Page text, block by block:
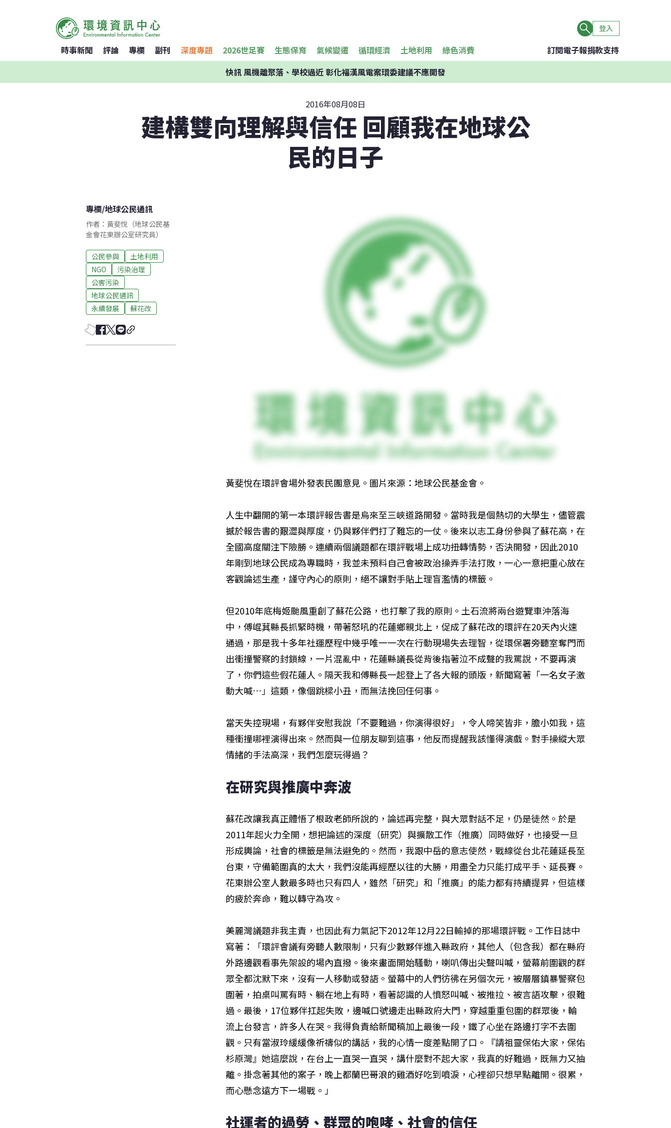
登入
時事新聞 評論 專欄 副刊 深度專題 2026世足賽 生態保育 氣候變遷 循環經濟 土地利用 綠色消費 訂閱電子報捐款支持
快訊風機離聚落、學校過近 彰化福漢風電案環委建議不應開發
2016年08月08日
建構雙向理解與信任 回顧我在地球公
民的日子
專欄/地球公民通訊
作者：黃斐悅（地球公民基
金會花東辦公室研究員）
公民參與
土地利用
NGO
污染治理
公害污染
地球公民通訊
永續發展
蘇花改
黃斐悅在環評會場外發表民團意見。圖片來源：地球公民基金會。
人生中翻開的第一本環評報告書是烏來至三峽道路開發。當時我是個熱切的大學生，儘管震
撼於報告書的艱澀與厚度，仍與夥伴們打了難忘的一仗。後來以志工身份參與了蘇花高，在
全國高度關注下險勝。連續兩個議題都在環評戰場上成功扭轉情勢，否決開發，因此2010
年剛到地球公民成為專職時，我並未預料自己會被政治操弄手法打敗，一心一意把重心放在
客觀論述生產，謹守內心的原則，絕不讓對手貼上理盲濫情的標籤。
但2010年底梅姬颱風重創了蘇花公路，也打擊了我的原則。土石流將兩台遊覽車沖落海
中，傅崐萁縣長抓緊時機，帶著怒吼的花蓮鄉親北上，促成了蘇花改的環評在20天內火速
通過，那是我十多年社運歷程中幾乎唯一一次在行動現場失去理智，從環保署旁聽室奪門而
出衝撞警察的封鎖線，一片混亂中，花蓮縣議長從背後指著泣不成聲的我罵說，不要再演
了，你們這些假花蓮人。隔天我和傅縣長一起登上了各大報的頭版，新聞寫著「一名女子激
動大喊…」這類，像個跳樑小丑，而無法挽回任何事。
當天失控現場，有夥伴安慰我說「不要難過，你演得很好」，令人啼笑皆非，膽小如我，這
種衝撞哪裡演得出來。然而與一位朋友聊到這事，他反而提醒我該懂得演戲。對手操縱大眾
情緒的手法高深，我們怎麼玩得過？
在研究與推廣中奔波
蘇花改讓我真正體悟了根政老師所說的，論述再完整，與大眾對話不足，仍是徒然。於是
2011年起火力全開，想把論述的深度（研究）與擴散工作（推廣）同時做好，也接受一旦
形成輿論，社會的標籤是無法避免的。然而，我跟中岳的意志使然，戰線從台北花蓮延長至
台東，守備範圍真的太大，我們沒能再經歷以往的大勝，用盡全力只能打成平手、延長賽。
花東辦公室人數最多時也只有四人，雖然「研究」和「推廣」的能力都有持續提昇，但這樣
的疲於奔命，難以轉守為攻。
美麗灣議題非我主責，也因此有力氣記下2012年12月22日輸掉的那場環評戰。工作日誌中
寫著：「環評會議有旁聽人數限制，只有少數夥伴進入縣政府，其他人（包含我）都在縣府
外路邊觀看事先架設的場內直撥。後來畫面開始騷動，喇叭傳出尖聲叫喊，螢幕前圍觀的群
眾全都沈默下來，沒有一人移動或發語。螢幕中的人們彷彿在另個次元，被層層鎮暴警察包
圍著，拍桌叫罵有時、躺在地上有時，看著認識的人憤怒叫喊、被推拉、被言語攻擊，很難
過。最後，17位夥伴扛起失敗，邊喊口號邊走出縣政府大門，穿越重重包圍的群眾後，輪
流上台發言，許多人在哭。我得負責給新聞稿加上最後一段，鐵了心坐在路邊打字不去圍
觀。只有當淑玲緩緩像祈禱似的講話，我的心情一度差點開了口。『請祖靈保佑大家，保佑
杉原灣』她這麼說，在台上一直哭一直哭，講什麼對不起大家，我真的好難過，既無力又抽
離。掛念著其他的案子，晚上都蘭巴哥浪的雞酒好吃到噴淚，心裡卻只想早點離開。很累，
而心懸念遠方下一場戰。」
社運者的過勞、群眾的咆哮、社會的信任